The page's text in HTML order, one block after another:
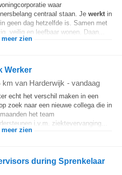
waar
centraal staan. Je werkt in
geen dag hetzelfde is. Samen met
veilig en leefbaar wonen. Daan...
meer zien
Werker
km van Harderwijk - vandaag
echt het verschil maken in een
zoek naar een nieuwe collega die in
het team
i.v.m. ziektevervanging...
meer zien
during Sprenkelaar